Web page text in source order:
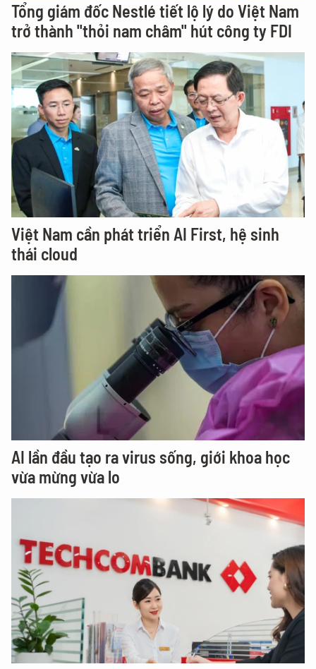
Tổng giám đốc Nestlé tiết lộ lý do Việt Nam
trở thành "thỏi nam châm" hút công ty FDI
Việt Nam cần phát triển AI First, hệ sinh
thái cloud
AI lần đầu tạo ra virus sống, giới khoa học
vừa mừng vừa lo